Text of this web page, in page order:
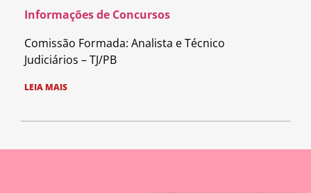
Informações de Concursos
Comissão Formada: Analista e Técnico
Judiciários – TJ/PB
LEIA MAIS